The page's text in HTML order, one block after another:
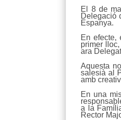
El 8 de
Delegació
Espanya.
En efecte,
primer
ara
Aquesta
salesià al
amb
En una
a la
Rector